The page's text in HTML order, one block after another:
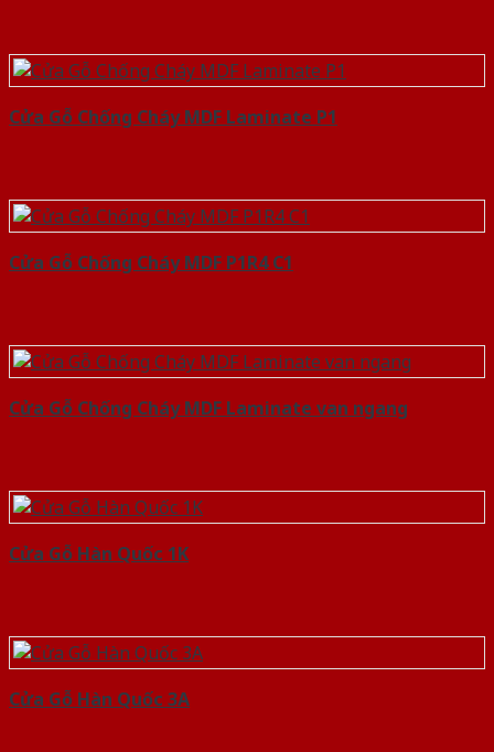
Cửa Gỗ Chống Cháy MDF Laminate P1
Cửa Gỗ Chống Cháy MDF P1R4 C1
Cửa Gỗ Chống Cháy MDF Laminate van ngang
Cửa Gỗ Hàn Quốc 1K
Cửa Gỗ Hàn Quốc 3A